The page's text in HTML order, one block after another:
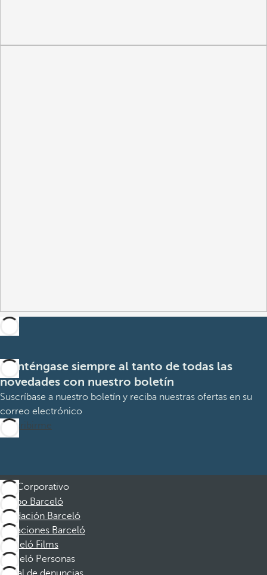
Manténgase siempre al tanto de todas las
novedades con nuestro boletín
Suscríbase a nuestro boletín y reciba nuestras ofertas en su
correo electrónico
Suscribirme
Corporativo
Grupo Barceló
Fundación Barceló
Vacaciones Barceló
Barceló Films
Barceló Personas